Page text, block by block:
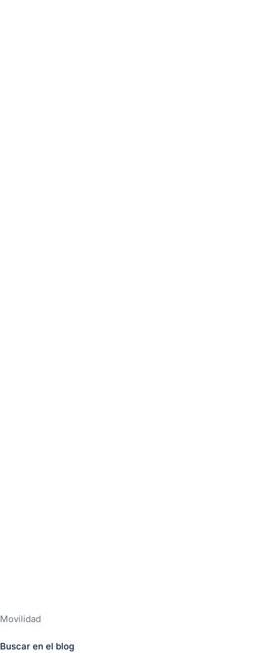
Movilidad
Buscar en el blog